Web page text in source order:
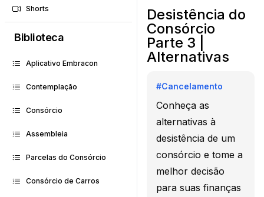
Shorts
Biblioteca
Aplicativo Embracon
Contemplação
Consórcio
Assembleia
Parcelas do Consórcio
Consórcio de Carros
Desistência do
Consórcio
Parte 3 |
Alternativas
#Cancelamento
Conheça as
alternativas à
desistência de um
consórcio e tome a
melhor decisão
para suas finanças